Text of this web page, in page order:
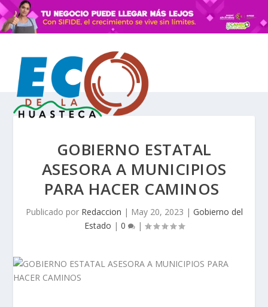
GOBIERNO ESTATAL
ASESORA A MUNICIPIOS
PARA HACER CAMINOS
Publicado por Redaccion | May 20, 2023 | Gobierno del
Estado | 0 |